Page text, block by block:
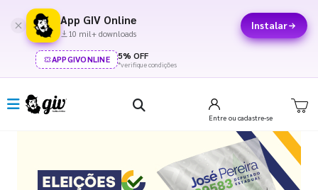
App GIV Online
10 mil+ downloads
Instalar
APPGIVONLINE 5% OFF
*verifique condições
Entre ou cadastre-se